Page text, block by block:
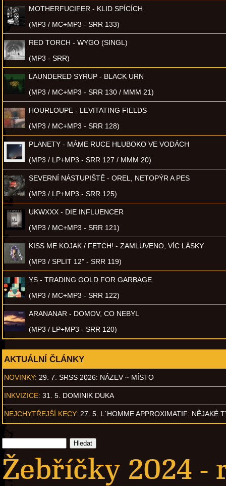
MOTHERFUCIFER - KLID SPÍCÍCH
(MP3 / MC+MP3 - SRR 133)
RED TORCH - WYGO (SINGL)
(MP3 - SRR)
LAUNDERED SYRUP - BLACK URN
(MP3 / MC+MP3 - SRR 130 / MMM 21)
HOURLOUPE - LEVITATING FIELDS
(MP3 / MC+MP3 - SRR 128)
PLANETY - MÁME RUCE HLUBOKO VE VODÁCH
(MP3 / LP+MP3 - SRR 127 / MMM 20)
SEVERNÍ NÁSTUPIŠTĚ - OREL, NETOPÝR A PES
(MP3 / LP+MP3 - SRR 125)
UKWXXX - DIE INFLUENCER
(MP3 / MC+MP3 - SRR 121)
KISS ME KOJAK / FETCH! - ZAMLUVENO, VÍC LÁSKY
(MP3 / SPLIT 12" - SRR 119)
YS - TRADING GOLD FOR GARBAGE
(MP3 / MC+MP3 - SRR 122)
ARANANAR - DOMOV, CO NEBYL
(MP3 / LP+MP3 - SRR 120)
AKTUÁLNÍ ČLÁNKY
NOVINKY: 29. 7. SRSS 2026: NÁZEV ~ MÍSTO
INKVIZICE: 31. 5. DOMINIK DUKA
NEJCHYTŘEJŠÍ KECY: 27. 5. L´HOMME APPROXIMATIF: NĚJAKÉ
Žebříčky 2024 -